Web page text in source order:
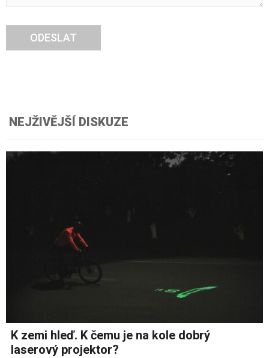
ODESLAT
NEJŽIVĚJŠÍ DISKUZE
K zemi hleď. K čemu je na kole dobrý
laserový projektor?